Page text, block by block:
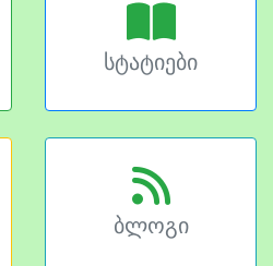
სტატიები
ბლოგი